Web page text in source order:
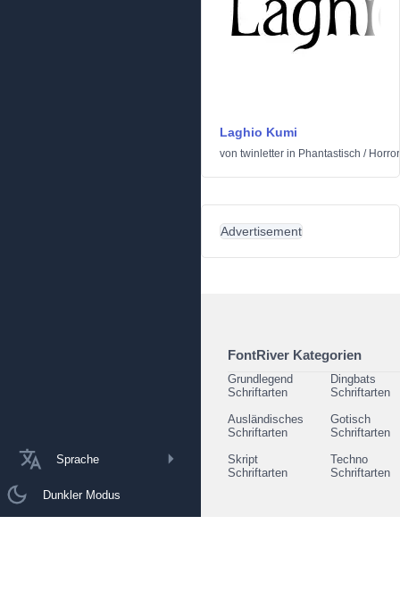
Sprache
Dunkler Modus
Laghio Kumi
von twinletter in Phantastisch / Horror
Advertisement
FontRiver Kategorien
Grundlegend
Schriftarten
Dingbats
Schriftarten
Ausländisches
Schriftarten
Gotisch
Schriftarten
Skript
Schriftarten
Techno
Schriftarten